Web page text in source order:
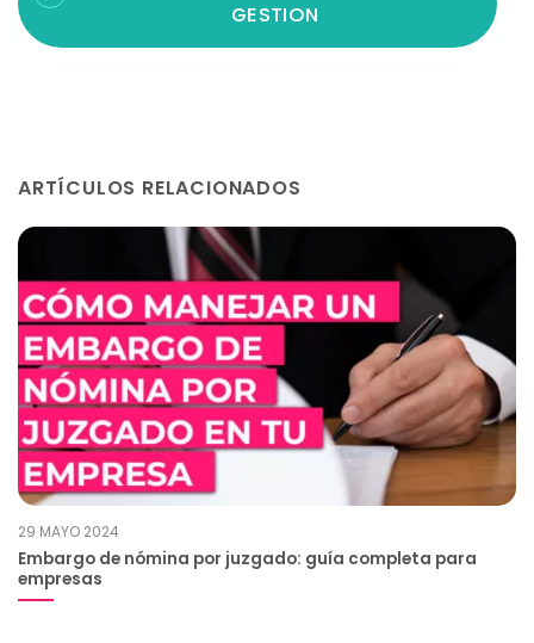
GESTION
ARTÍCULOS RELACIONADOS
29 MAYO 2024
Embargo de nómina por juzgado: guía completa para
empresas